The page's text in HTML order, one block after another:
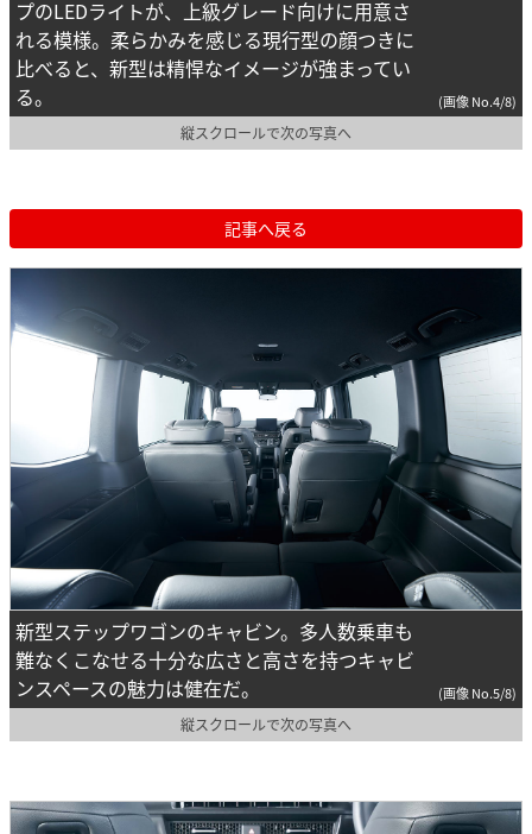
プのLEDライトが、上級グレード向けに用意さ
れる模様。柔らかみを感じる現行型の顔つきに
比べると、新型は精悍なイメージが強まってい
る。
(画像 No.4/8)
縦スクロールで次の写真へ
記事へ戻る
新型ステップワゴンのキャビン。多人数乗車も
難なくこなせる十分な広さと高さを持つキャビ
ンスペースの魅力は健在だ。
(画像 No.5/8)
縦スクロールで次の写真へ